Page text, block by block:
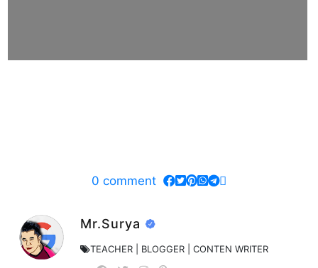
0 comment
Mr.Surya
TEACHER | BLOGGER | CONTEN WRITER